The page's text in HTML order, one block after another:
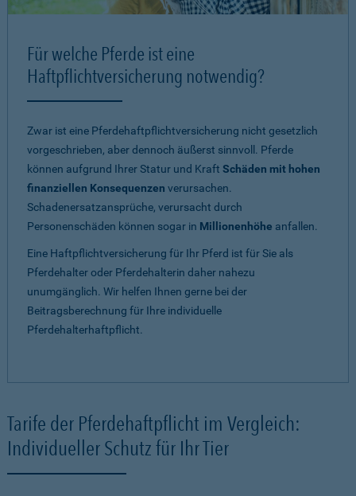
Für welche Pferde ist eine
Haftpflichtversicherung notwendig?
Zwar ist eine Pferdehaftpflichtversicherung nicht gesetzlich
vorgeschrieben, aber dennoch äußerst sinnvoll. Pferde
können aufgrund Ihrer Statur und Kraft Schäden mit hohen
finanziellen Konsequenzen verursachen.
Schadenersatzansprüche, verursacht durch
Personenschäden können sogar in Millionenhöhe anfallen.
Eine Haftpflichtversicherung für Ihr Pferd ist für Sie als
Pferdehalter oder Pferdehalterin daher nahezu
unumgänglich. Wir helfen Ihnen gerne bei der
Beitragsberechnung für Ihre individuelle
Pferdehalterhaftpflicht.
Tarife der Pferdehaftpflicht im Vergleich:
Individueller Schutz für Ihr Tier